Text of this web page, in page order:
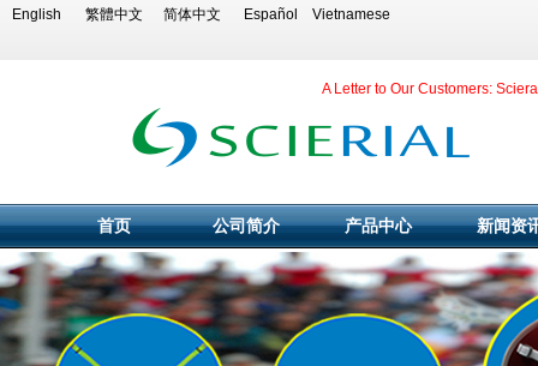
English 繁體中文 简体中文 Español Vietnamese
A Letter to Our Customers:
首页 公司简介 产品中心 新闻资